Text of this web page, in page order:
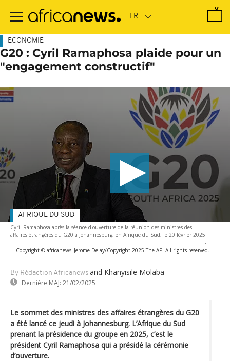
contenu
ECONOMIE
G20 : Cyril Ramaphosa plaide pour un
"engagement constructif"
Cyril Ramaphosa après la séance d'ouverture de la réunion des ministres des
affaires étrangères du G20 à Johannesburg, en Afrique du Sud, le 20 février 2025
-
Copyright © africanews Jerome Delay/Copyright 2025 The AP. All rights reserved.
By Rédaction Africanews and Khanyisile Molaba
Dernière MAJ: 21/02/2025
AFRIQUE DU SUD
Le sommet des ministres des affaires étrangères du G20
a été lancé ce jeudi à Johannesburg. L’Afrique du Sud
prenant la présidence du groupe en 2025, c’est le
président Cyril Ramaphosa qui a présidé la cérémonie
d’ouverture.